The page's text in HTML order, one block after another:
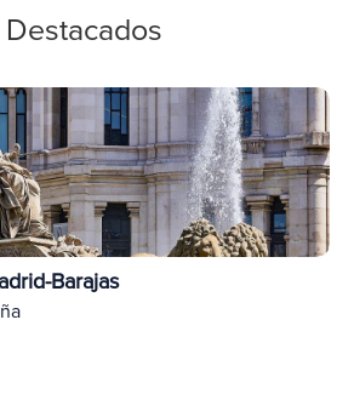
Barajas